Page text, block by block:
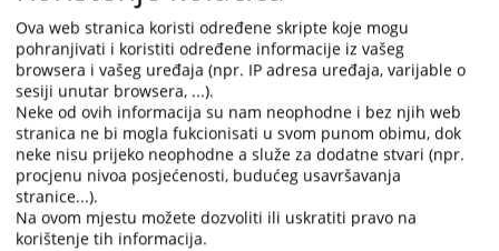
Mirza Hadžiomerović,
postupke i etiku nosilaca pravosudnih funkcija
+387 (0)33 704 614
mirza.hadziomerovic@pravosudje.ba
Almisa Zulović Berhamović, zamjenica šefaOdjela za
disciplinske postupke i etiku nosilaca pravosudnih
funkcija
+387 (0)33 707 536
almisa.berhamovic@pravosudje.ba
Ova web stranica koristi određene skripte koje mogu
pohranjivati i koristiti određene informacije iz vašeg
browsera i vašeg uređaja (npr. IP adresa uređaja, varijable o
sesiji unutar browsera, ...).
Neke od ovih informacija su nam neophodne i bez njih web
stranica ne bi mogla fukcionisati u svom punom obimu, dok
neke nisu prijeko neophodne a služe za dodatne stvari (npr.
procjenu nivoa posjećenosti, budućeg usavršavanja
stranice...).
Na ovom mjestu možete dozvoliti ili uskratiti pravo na
korištenje tih informacija.